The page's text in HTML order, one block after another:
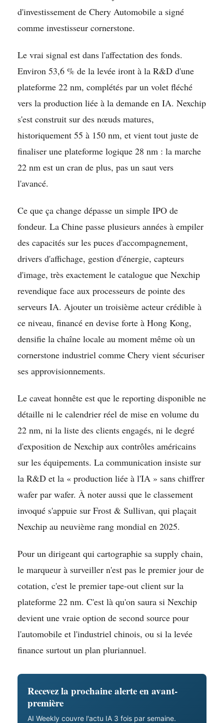
d'investissement de Chery Automobile a signé
comme investisseur cornerstone.
Le vrai signal est dans l'affectation des fonds.
Environ 53,6 % de la levée iront à la R&D d'une
plateforme 22 nm, complétés par un volet fléché
vers la production liée à la demande en IA. Nexchip
s'est construit sur des nœuds matures,
historiquement 55 à 150 nm, et vient tout juste de
finaliser une plateforme logique 28 nm : la marche
22 nm est un cran de plus, pas un saut vers
l'avancé.
Ce que ça change dépasse un simple IPO de
fondeur. La Chine passe plusieurs années à empiler
des capacités sur les puces d'accompagnement,
drivers d'affichage, gestion d'énergie, capteurs
d'image, très exactement le catalogue que Nexchip
revendique face aux processeurs de pointe des
serveurs IA. Ajouter un troisième acteur crédible à
ce niveau, financé en devise forte à Hong Kong,
densifie la chaîne locale au moment même où un
cornerstone industriel comme Chery vient sécuriser
ses approvisionnements.
Le caveat honnête est que le reporting disponible ne
détaille ni le calendrier réel de mise en volume du
22 nm, ni la liste des clients engagés, ni le degré
d'exposition de Nexchip aux contrôles américains
sur les équipements. La communication insiste sur
la R&D et la « production liée à l'IA » sans chiffrer
wafer par wafer. À noter aussi que le classement
invoqué s'appuie sur Frost & Sullivan, qui plaçait
Nexchip au neuvième rang mondial en 2025.
Pour un dirigeant qui cartographie sa supply chain,
le marqueur à surveiller n'est pas le premier jour de
cotation, c'est le premier tape-out client sur la
plateforme 22 nm. C'est là qu'on saura si Nexchip
devient une vraie option de second source pour
l'automobile et l'industriel chinois, ou si la levée
finance surtout un plan pluriannuel.
Recevez la prochaine alerte en avant-
première
AI Weekly couvre l'actu IA 3 fois par semaine.